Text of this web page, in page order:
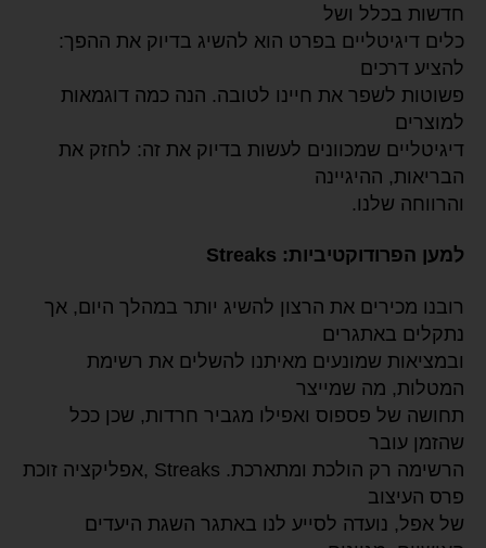
חדשות בכלל ושל
כלים דיגיטליים בפרט הוא להשיג בדיוק את ההפך:
להציע דרכים
פשוטות לשפר את חיינו לטובה. הנה כמה דוגמאות
למוצרים
דיגיטליים שמכוונים לעשות בדיוק את זה: לחזק את
הבריאות, ההיגיינה
והרווחה שלנו.
למען הפרודוקטיביות: Streaks
רובנו מכירים את הרצון להשיג יותר במהלך היום, אך
נתקלים באתגרים
ובמציאות שמונעים מאיתנו להשלים את רשימת
המטלות, מה שמייצר
תחושה של פספוס ואפילו מגביר חרדות, שכן ככל
שהזמן עובר
הרשימה רק הולכת ומתארכת. Streaks ,אפליקציה זוכת
פרס העיצוב
של אפל, נועדה לסייע לנו באתגר השגת היעדים